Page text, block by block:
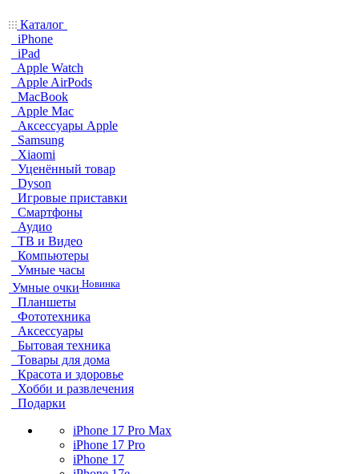
Каталог
iPhone
iPad
Apple Watch
Apple AirPods
MacBook
Apple Mac
Аксессуары Apple
Samsung
Xiaomi
Уценённый товар
Dyson
Игровые приставки
Смартфоны
Аудио
ТВ и Видео
Компьютеры
Умные часы
Умные очки Новинка
Планшеты
Фототехника
Аксессуары
Бытовая техника
Товары для дома
Красота и здоровье
Хобби и развлечения
Подарки
iPhone 17 Pro Max
iPhone 17 Pro
iPhone 17